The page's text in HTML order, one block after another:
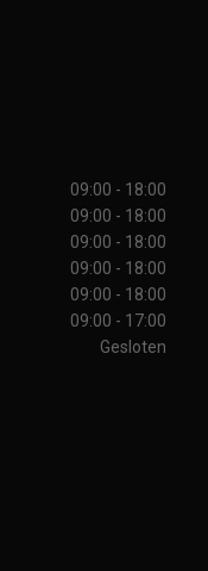
09:00 - 18:00
09:00 - 18:00
09:00 - 18:00
09:00 - 18:00
09:00 - 18:00
09:00 - 17:00
Gesloten